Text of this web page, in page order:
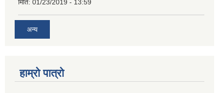
मिति: 01/23/2019 - 13:59
अन्य
हाम्रो पात्रो